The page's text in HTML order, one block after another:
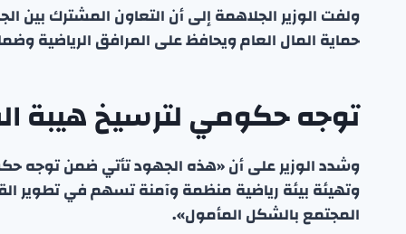
ولفت الوزير الجلاهمة إلى أن التعاون المشترك بين
حماية المال العام ويحافظ على المرافق الرياضية
توجه حكومي لترسيخ هيبة
وشدد الوزير على أن «هذه الجهود تأتي ضمن توجه
وتهيئة بيئة رياضية منظمة وآمنة تسهم في تطوير
المجتمع بالشكل المأمول».